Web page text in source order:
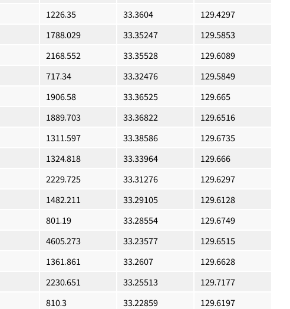
1226.35 33.3604
129.4297
1788.029 33.35247
129.5853
2168.552 33.35528
129.6089
717.34 33.32476
129.5849
1906.58 33.36525
129.665
1889.703 33.36822
129.6516
1311.597 33.38586
129.6735
1324.818 33.33964
129.666
2229.725 33.31276
129.6297
1482.211 33.29105
129.6128
801.19 33.28554
129.6749
4605.273 33.23577
129.6515
1361.861 33.2607
129.6628
2230.651 33.25513
129.7177
810.3 33.22859
129.6197